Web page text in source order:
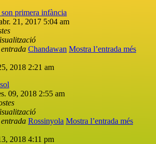
primera infància
21, 2017 5:04 am
Chandawan Mostra l’entrada més
2018 2:21 am
09, 2018 2:55 am
Rossinyola Mostra l’entrada més
2018 4:11 pm